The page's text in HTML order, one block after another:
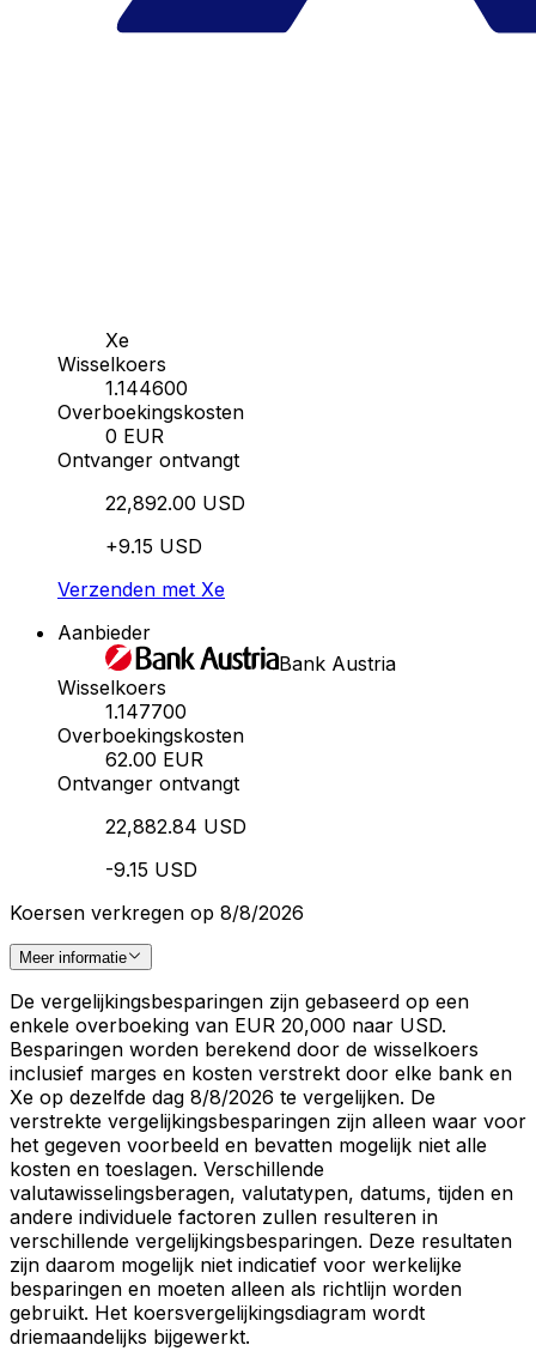
Xe
Wisselkoers
1.144600
Overboekingskosten
0 EUR
Ontvanger ontvangt
22,892.00 USD
+9.15 USD
Verzenden met Xe
Aanbieder
Bank Austria
Wisselkoers
1.147700
Overboekingskosten
62.00 EUR
Ontvanger ontvangt
22,882.84 USD
-9.15 USD
Koersen verkregen op 8/8/2026
Meer informatie
De vergelijkingsbesparingen zijn gebaseerd op een
enkele overboeking van EUR 20,000 naar USD.
Besparingen worden berekend door de wisselkoers
inclusief marges en kosten verstrekt door elke bank en
Xe op dezelfde dag 8/8/2026 te vergelijken. De
verstrekte vergelijkingsbesparingen zijn alleen waar voor
het gegeven voorbeeld en bevatten mogelijk niet alle
kosten en toeslagen. Verschillende
valutawisselingsberagen, valutatypen, datums, tijden en
andere individuele factoren zullen resulteren in
verschillende vergelijkingsbesparingen. Deze resultaten
zijn daarom mogelijk niet indicatief voor werkelijke
besparingen en moeten alleen als richtlijn worden
gebruikt. Het koersvergelijkingsdiagram wordt
driemaandelijks bijgewerkt.